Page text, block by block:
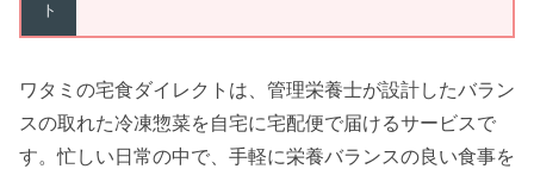
ト
ワタミの宅食ダイレクトは、管理栄養士が設計したバラン
スの取れた冷凍惣菜を自宅に宅配便で届けるサービスで
す。忙しい日常の中で、手軽に栄養バランスの良い食事を